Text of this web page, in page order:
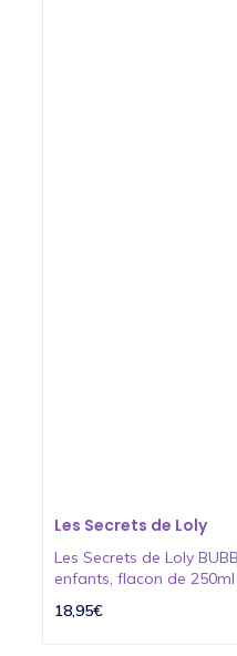
Les Secrets de Loly
Les Secrets de Loly
enfants, flacon de 250ml
18,95€